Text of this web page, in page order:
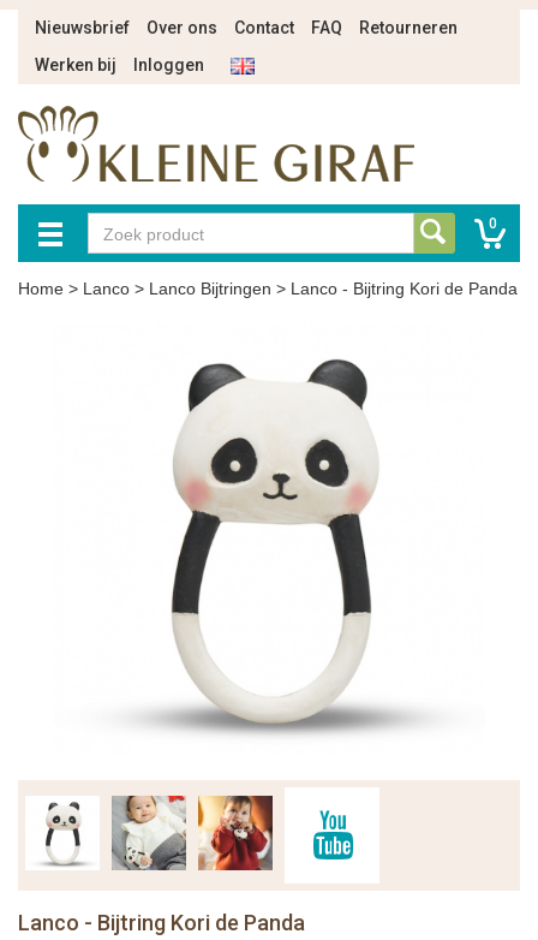
Nieuwsbrief Over ons Contact FAQ
Retourneren
Werken bij
Inloggen
0
Home > Lanco > Lanco Bijtringen > Lanco - Bijtring Kori de Panda
Lanco - Bijtring Kori de Panda